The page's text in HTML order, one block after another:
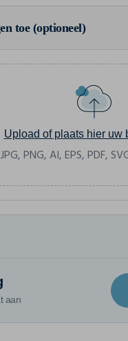
toe (optioneel)
Upload of plaats hier uw
JPG, PNG, AI, EPS, PDF,
aan